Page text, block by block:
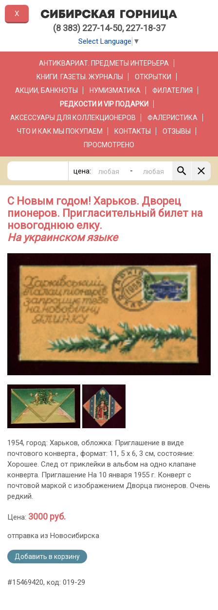
(8 383) 227-14-50, 227-18-37
Select Language ▼
АНТИКВАРИАТ. ПРЕДМЕТЫ ИНТЕРЬЕРА
КНИГИ. ГАЗЕТЫ. ЖУРНАЛЫ
ОТКРЫТКИ
АКЦИИ, БАНКНОТЫ
НУМИЗМАТИКА
ФИЛАТЕЛИЯ
РЕДКОСТИ И VIP ПОДАРКИ
АКСЕССУАРЫ ДЛЯ КОЛЛЕКЦИОНЕРОВ
ФАЛЕРИСТИКА
ЧТО И КАК МЫ ПОКУПАЕМ
КОНТАКТЫ
ОТЗЫВЫ
ПРОСМОТРЕНО
цена: -
С Новым годом! Харьков. Дворец
пионеров. Пригласительный билет на
новогоднюю елку.
На украинском языке
1954, город: Харьков, обложка: Приглашение в виде
почтового конверта., формат: 11, 5 х 6, 3 см, состояние:
Хорошее. След от приклейки в альбом на одно клапане
конверта. Приглашение На 10 января 1955 г. Конверт с
почтовой маркой с изображением Дворца пионеров. Очень
редкий.
Цена: 3000 руб.
отправка из Новосибирска
Добавить в корзину
#15469420, код: 019-29
X